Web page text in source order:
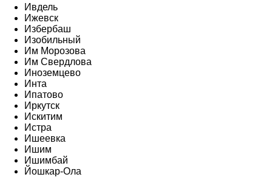
Ивдель
Ижевск
Избербаш
Изобильный
Им Морозова
Им Свердлова
Иноземцево
Инта
Ипатово
Иркутск
Искитим
Истра
Ишеевка
Ишим
Ишимбай
Йошкар-Ола